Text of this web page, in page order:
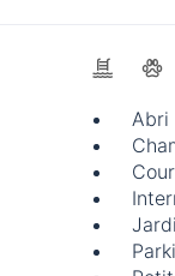
Abri